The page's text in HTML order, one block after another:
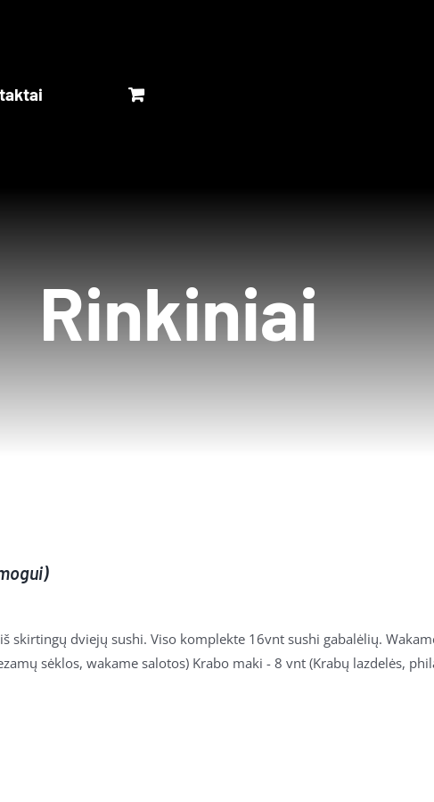
Rinkiniai
skirtingų dviejų sushi. Viso komplekte 16vnt sushi gabalėlių.
sėklos, wakame salotos) Krabo maki - 8 vnt (Krabų lazdelės,